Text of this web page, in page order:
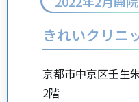
きれいクリニ
京都市中京区壬生
2階